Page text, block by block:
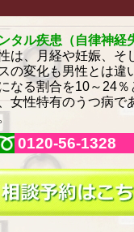
タル疾患（自律神経
は、月経や妊娠、そ
の変化も男性とは違
なる割合を10～24
女性特有のうつ病で
0120-56-1328